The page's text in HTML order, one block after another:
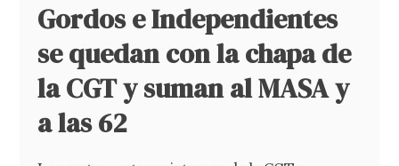
Gordos e Independientes
se quedan con la chapa de
la CGT y suman al MASA y
a las 62